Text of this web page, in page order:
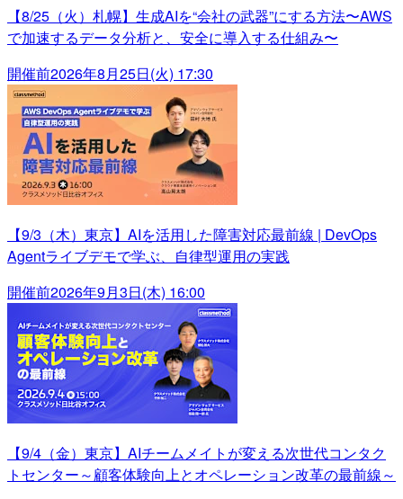
【8/25（火）札幌】生成AIを“会社の武器”にする方法〜AWS
で加速するデータ分析と、安全に導入する仕組み〜
開催前2026年8月25日(火) 17:30
【9/3（木）東京】AIを活用した障害対応最前線 | DevOps
Agentライブデモで学ぶ、自律型運用の実践
開催前2026年9月3日(木) 16:00
【9/4（金）東京】AIチームメイトが変える次世代コンタク
トセンター～顧客体験向上とオペレーション改革の最前線～